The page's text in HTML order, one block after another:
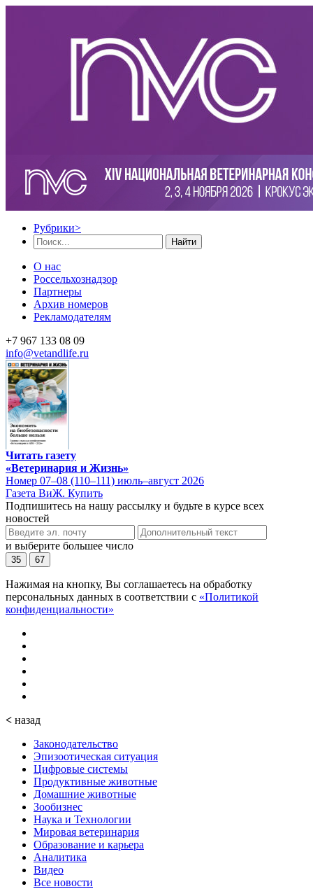
Рубрики>
Найти
О нас
Россельхознадзор
Партнеры
Архив номеров
Рекламодателям
+7 967 133 08 09
info@vetandlife.ru
Читать газету
«Ветеринария и Жизнь»
Номер 07–08 (110–111) июль–август 2026
Газета ВиЖ. Купить
Подпишитесь на нашу рассылку и будьте в курсе всех
новостей
и выберите большее число
35 67
Нажимая на кнопку, Вы соглашаетесь на обработку
персональных данных в соответствии с «Политикой
конфиденциальности»
< назад
Законодательство
Эпизоотическая ситуация
Цифровые системы
Продуктивные животные
Домашние животные
Зообизнес
Наука и Технологии
Мировая ветеринария
Образование и карьера
Аналитика
Видео
Все новости